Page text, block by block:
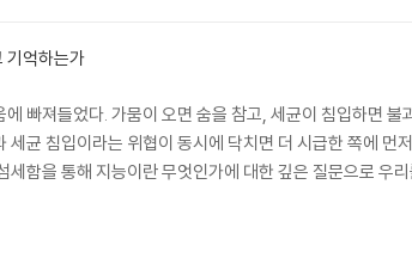
기억하는가
빠져들었다. 가뭄이 오면 숨을 참고, 세균이 침입하면
균 침입이라는 위협이 동시에 닥치면 더 시급한 쪽에 먼
세함을 통해 지능이란 무엇인가에 대한 깊은 질문으로 우리